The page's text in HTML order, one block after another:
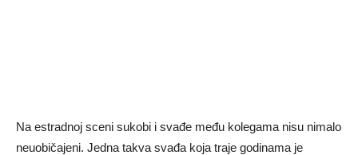
Na estradnoj sceni sukobi i svađe među kolegama nisu nimalo
neuobičajeni. Jedna takva svađa koja traje godinama je